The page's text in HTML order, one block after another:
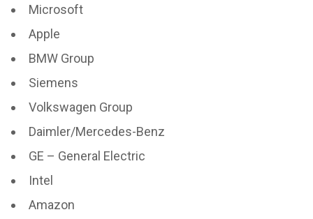
Microsoft
Apple
BMW Group
Siemens
Volkswagen Group
Daimler/Mercedes-Benz
GE – General Electric
Intel
Amazon